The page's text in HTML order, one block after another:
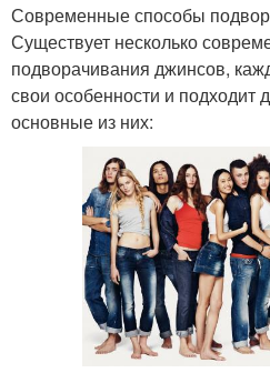
Современные способы
Существует несколько
подворачивания джинсов,
свои особенности и подходит
основные из них: